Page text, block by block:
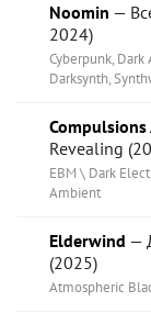
Noomin —
2024)
Cyberpunk, Dark
Darksynth,
Compulsions
Revealing
EBM \ Dark
Ambient
Elderwind —
(2025)
Atmospheric